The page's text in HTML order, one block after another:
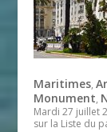
Maritimes,
Monument,
Mardi 27 juillet
sur la Liste du